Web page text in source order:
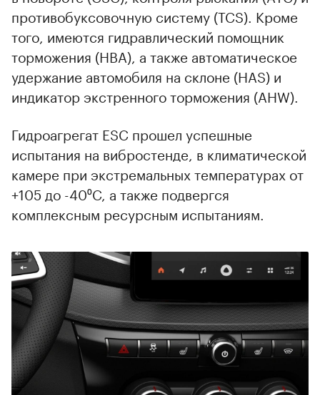
противобуксовочную систему (TCS). Кроме
того, имеются гидравлический помощник
торможения (HBA), а также автоматическое
удержание автомобиля на склоне (HAS) и
индикатор экстренного торможения (AHW).
Гидроагрегат ESC прошел успешные
испытания на вибростенде, в климатической
камере при экстремальных температурах от
+105 до -40⁰С, а также подвергся
комплексным ресурсным испытаниям.